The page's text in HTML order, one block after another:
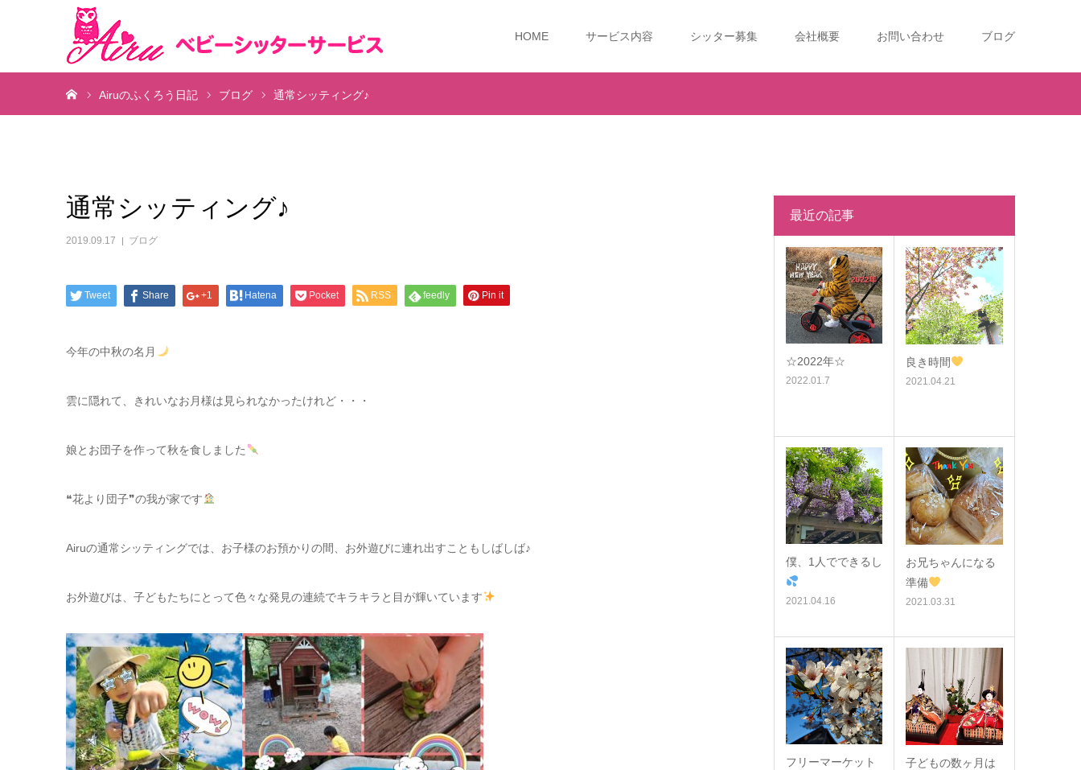
HOME サービス内容 シッター募集 会社概要 お問い合わせ ブログ
Airuのふくろう日記 ブログ 通常シッティング♪
通常シッティング♪
2019.09.17 ブログ
Tweet Share +1 Hatena Pocket RSS feedly Pin it
今年の中秋の名月
雲に隠れて、きれいなお月様は見られなかったけれど・・・
娘とお団子を作って秋を食しました
❝花より団子❞の我が家です
Airuの通常シッティングでは、お子様のお預かりの間、お外遊びに連れ出すこともしばしば♪
お外遊びは、子どもたちにとって色々な発見の連続でキラキラと目が輝いています
最近の記事
☆2022年☆
2022.01.7
良き時間
2021.04.21
僕、1人でできるし
2021.04.16
お兄ちゃんになる
準備
2021.03.31
フリーマーケット
子どもの数ヶ月は